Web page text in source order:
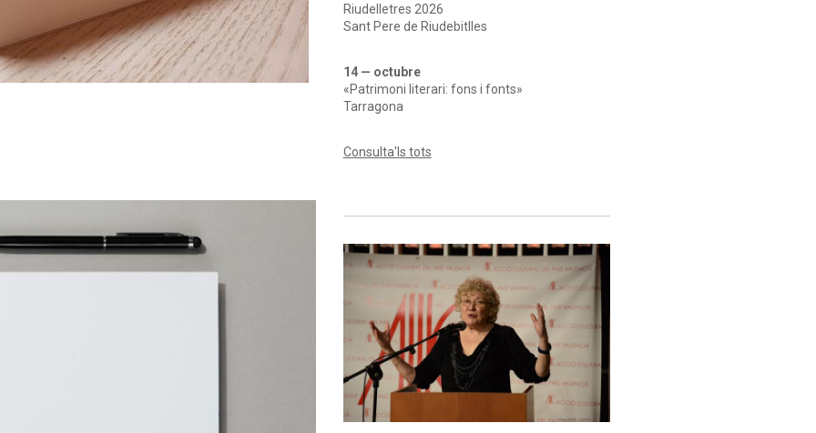
Riudelletres 2026
Sant Pere de Riudebitlles
14 — octubre
«Patrimoni literari: fons i fonts»
Tarragona
Consulta'ls tots